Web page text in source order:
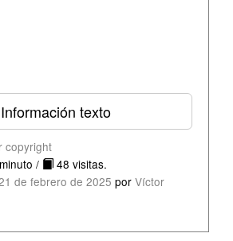
Información texto
copyright
/
48 visitas.
de febrero de 2025 por Víctor